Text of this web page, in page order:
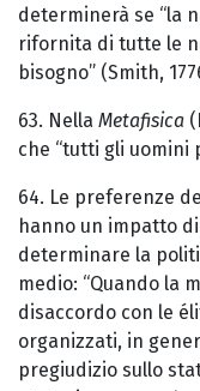
determinerà se “la
rifornita di tutte le
bisogno” (Smith,
63. Nella Metafisica
che “tutti gli uomini
64. Le preferenze
hanno un impatto
determinare la
medio: “Quando la
disaccordo con le
organizzati, in
pregiudizio sullo